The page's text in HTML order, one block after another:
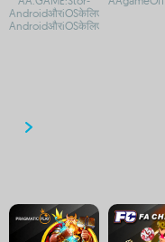
AndroidऔरiOSकेलिएमुफ्तऐपडाउनलोड
एक्सेस